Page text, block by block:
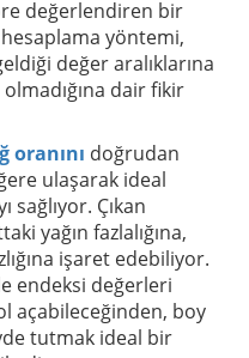
değerlendiren bir
yöntemi,
değer aralıklarına
dair fikir
oranını doğrudan
ulaşarak ideal
sağlıyor. Çıkan
yağın fazlalığına,
işaret edebiliyor.
endeksi değerleri
açabileceğinden, boy
tutmak ideal bir